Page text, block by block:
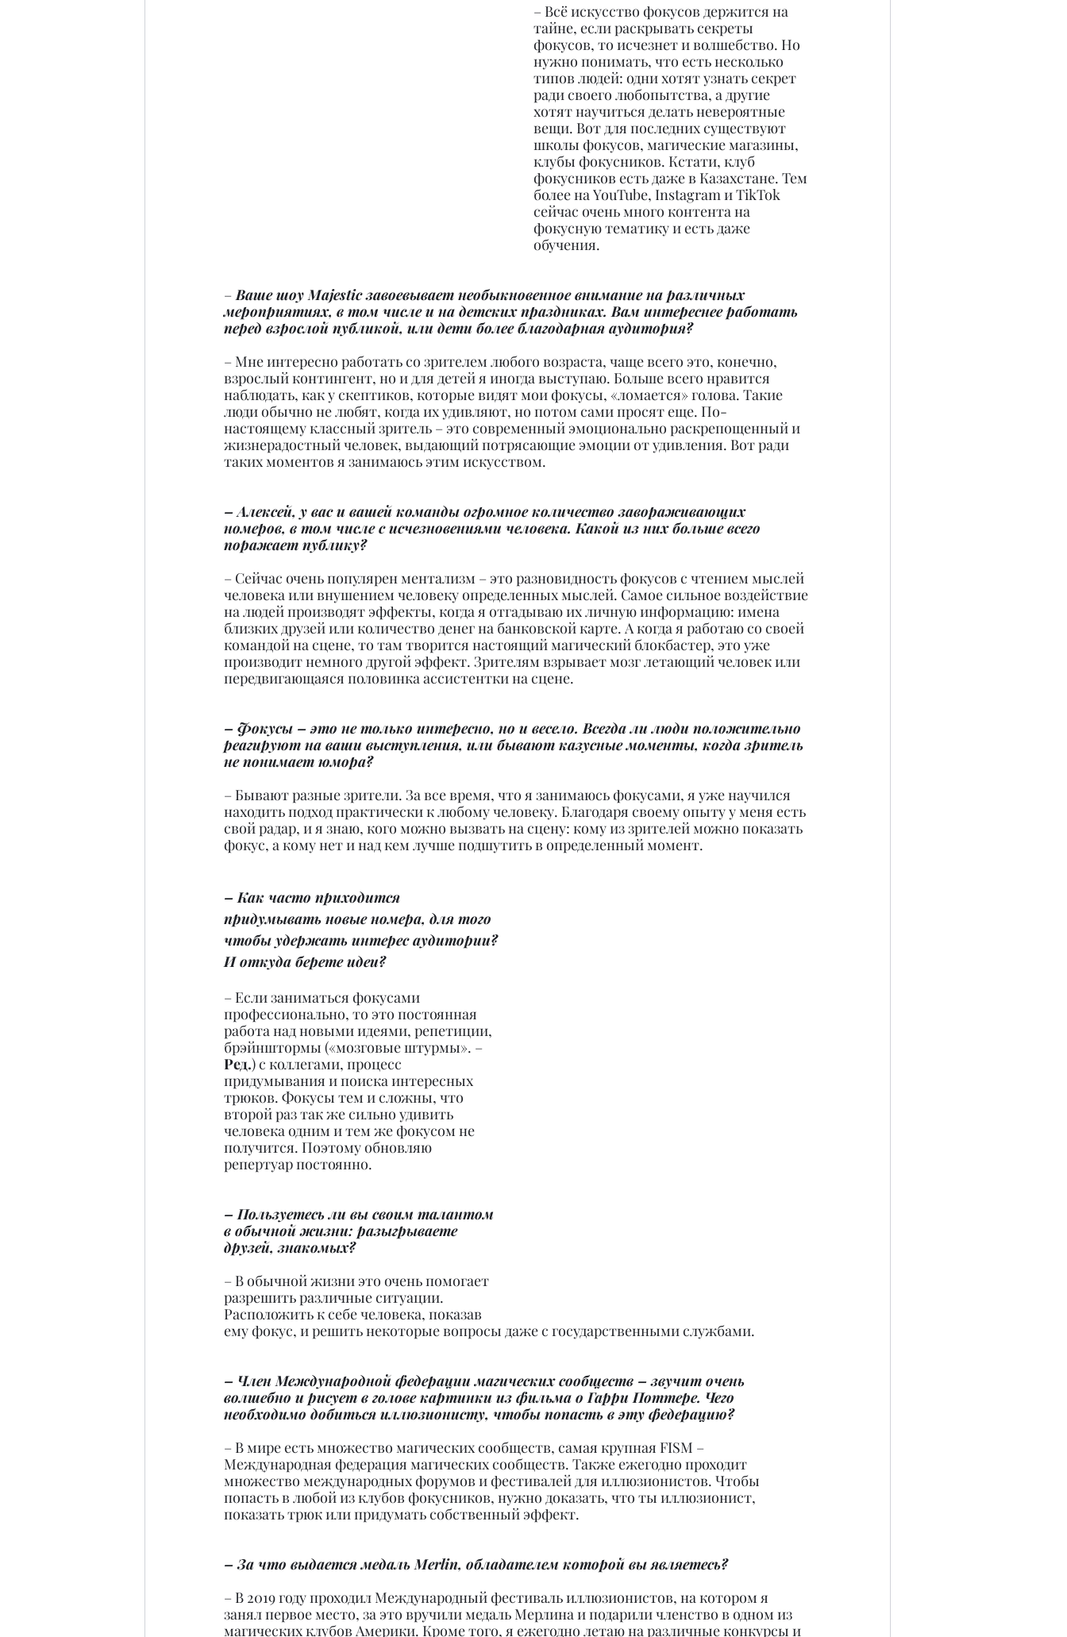
– Всё искусство фокусов держится на
тайне, если раскрывать секреты
фокусов, то исчезнет и волшебство. Но
нужно понимать, что есть несколько
типов людей: одни хотят узнать секрет
ради своего любопытства, а другие
хотят научиться делать невероятные
вещи. Вот для последних существуют
школы фокусов, магические магазины,
клубы фокусников. Кстати, клуб
фокусников есть даже в Казахстане. Тем
более на YouTube, Instagram и TikTok
сейчас очень много контента на
фокусную тематику и есть даже
обучения.
– Ваше шоу Majestic завоевывает необыкновенное внимание на различных
мероприятиях, в том числе и на детских праздниках. Вам интереснее работать
перед взрослой публикой, или дети более благодарная аудитория?
– Мне интересно работать со зрителем любого возраста, чаще всего это, конечно,
взрослый контингент, но и для детей я иногда выступаю. Больше всего нравится
наблюдать, как у скептиков, которые видят мои фокусы, «ломается» голова. Такие
люди обычно не любят, когда их удивляют, но потом сами просят еще. По-
настоящему классный зритель – это современный эмоционально раскрепощенный и
жизнерадостный человек, выдающий потрясающие эмоции от удивления. Вот ради
таких моментов я занимаюсь этим искусством.
– Алексей, у вас и вашей команды огромное количество завораживающих
номеров, в том числе с исчезновениями человека. Какой из них больше всего
поражает публику?
– Сейчас очень популярен ментализм – это разновидность фокусов с чтением мыслей
человека или внушением человеку определенных мыслей. Самое сильное воздействие
на людей производят эффекты, когда я отгадываю их личную информацию: имена
близких друзей или количество денег на банковской карте. А когда я работаю со своей
командой на сцене, то там творится настоящий магический блокбастер, это уже
производит немного другой эффект. Зрителям взрывает мозг летающий человек или
передвигающаяся половинка ассистентки на сцене.
– Фокусы – это не только интересно, но и весело. Всегда ли люди положительно
реагируют на ваши выступления, или бывают казусные моменты, когда зритель
не понимает юмора?
– Бывают разные зрители. За все время, что я занимаюсь фокусами, я уже научился
находить подход практически к любому человеку. Благодаря своему опыту у меня есть
свой радар, и я знаю, кого можно вызвать на сцену: кому из зрителей можно показать
фокус, а кому нет и над кем лучше подшутить в определенный момент.
– Как часто приходится
придумывать новые номера, для того
чтобы удержать интерес аудитории?
И откуда берете идеи?
– Если заниматься фокусами
профессионально, то это постоянная
работа над новыми идеями, репетиции,
брэйнштормы («мозговые штурмы». –
Ред.) с коллегами, процесс
придумывания и поиска интересных
трюков. Фокусы тем и сложны, что
второй раз так же сильно удивить
человека одним и тем же фокусом не
получится. Поэтому обновляю
репертуар постоянно.
– Пользуетесь ли вы своим талантом
в обычной жизни: разыгрываете
друзей, знакомых?
– В обычной жизни это очень помогает
разрешить различные ситуации.
Расположить к себе человека, показав
ему фокус, и решить некоторые вопросы даже с государственными службами.
– Член Международной федерации магических сообществ – звучит очень
волшебно и рисует в голове картинки из фильма о Гарри Поттере. Чего
необходимо добиться иллюзионисту, чтобы попасть в эту федерацию?
– В мире есть множество магических сообществ, самая крупная FISM –
Международная федерация магических сообществ. Также ежегодно проходит
множество международных форумов и фестивалей для иллюзионистов. Чтобы
попасть в любой из клубов фокусников, нужно доказать, что ты иллюзионист,
показать трюк или придумать собственный эффект.
– За что выдается медаль Merlin, обладателем которой вы являетесь?
– В 2019 году проходил Международный фестиваль иллюзионистов, на котором я
занял первое место, за это вручили медаль Мерлина и подарили членство в одном из
магических клубов Америки. Кроме того, я ежегодно летаю на различные конкурсы и